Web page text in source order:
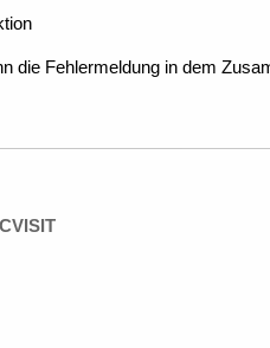
die Fehlermeldung in dem